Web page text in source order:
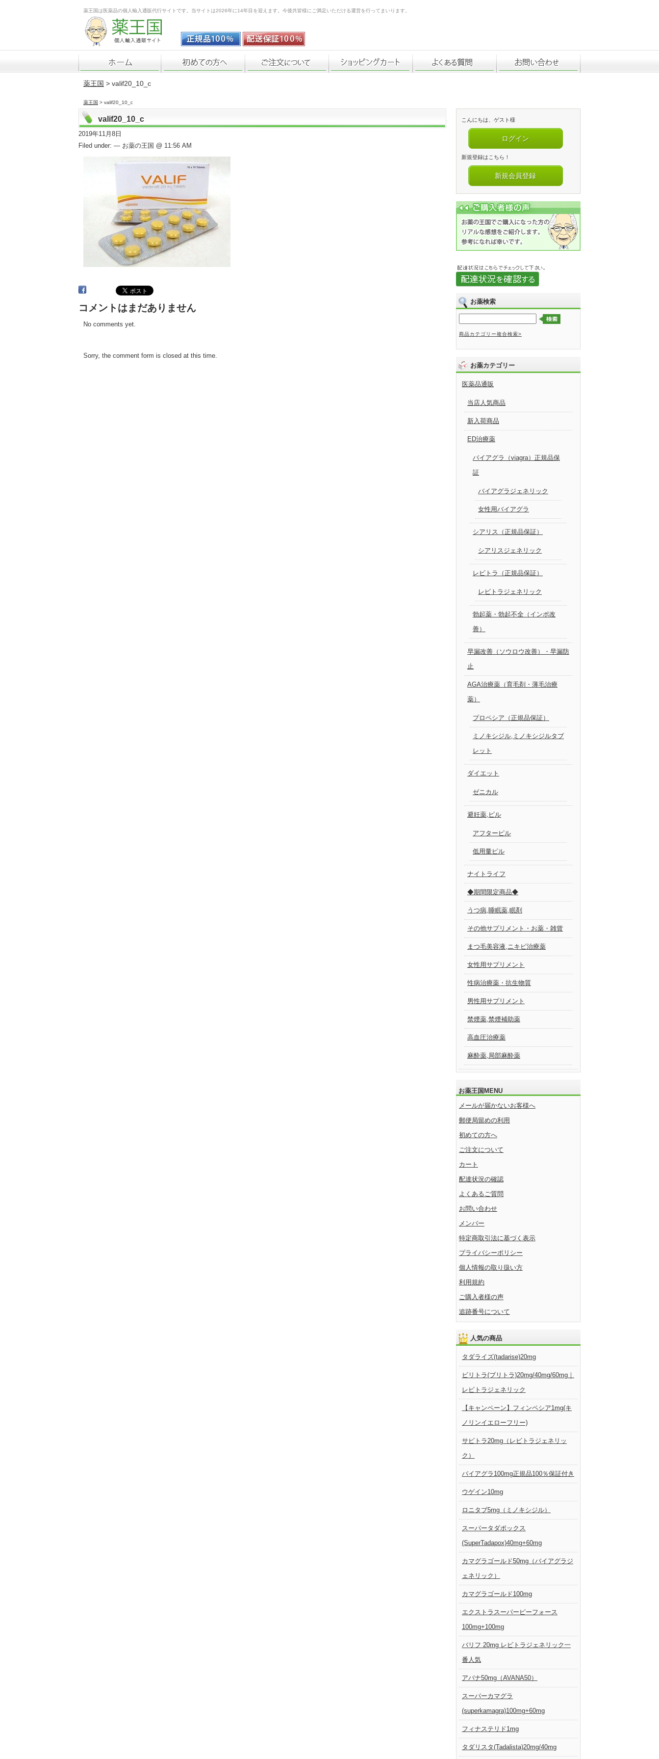
薬王国は医薬品の個人輸入通販代行サイトです。当サイトは2026年に14年目を迎えます。今後共皆様にご満足いただける運営を行ってまいります。
薬王国 > valif20_10_c
薬王国 > valif20_10_c
valif20_10_c
2019年11月8日
Filed under: — お薬の王国 @ 11:56 AM
コメントはまだありません
No comments yet.
Sorry, the comment form is closed at this time.
こんにちは、ゲスト様
ログイン
新規登録はこちら！
新規会員登録
お薬検索
商品カテゴリー複合検索>
お薬カテゴリー
医薬品通販
当店人気商品
新入荷商品
ED治療薬
バイアグラ（viagra）正規品保
証
バイアグラジェネリック
女性用バイアグラ
シアリス（正規品保証）
シアリスジェネリック
レビトラ（正規品保証）
レビトラジェネリック
勃起薬・勃起不全（インポ改
善）
早漏改善（ソウロウ改善）・早漏防
止
AGA治療薬（育毛剤・薄毛治療
薬）
プロペシア（正規品保証）
ミノキシジル,ミノキシジルタブ
レット
ダイエット
ゼニカル
避妊薬,ピル
アフターピル
低用量ピル
ナイトライフ
◆期間限定商品◆
うつ病,睡眠薬,眠剤
その他サプリメント・お薬・雑貨
まつ毛美容液,ニキビ治療薬
女性用サプリメント
性病治療薬・抗生物質
男性用サプリメント
禁煙薬,禁煙補助薬
高血圧治療薬
麻酔薬,局部麻酔薬
お薬王国MENU
メールが届かないお客様へ
郵便局留めの利用
初めての方へ
ご注文について
カート
配達状況の確認
よくあるご質問
お問い合わせ
メンバー
特定商取引法に基づく表示
プライバシーポリシー
個人情報の取り扱い方
利用規約
ご購入者様の声
追跡番号について
人気の商品
タダライズ(tadarise)20mg
ビリトラ(ブリトラ)20mg/40mg/60mg｜
レビトラジェネリック
【キャンペーン】フィンペシア1mg(キ
ノリンイエローフリー)
サビトラ20mg（レビトラジェネリッ
ク）
バイアグラ100mg正規品100％保証付き
ウゲイン10mg
ロニタブ5mg（ミノキシジル）
スーパータダポックス
(SuperTadapox)40mg+60mg
カマグラゴールド50mg（バイアグラジ
ェネリック）
カマグラゴールド100mg
エクストラスーパーピーフォース
100mg+100mg
バリフ 20mg レビトラジェネリック一
番人気
アバナ50mg（AVANA50）
スーパーカマグラ
(superkamagra)100mg+60mg
フィナステリド1mg
タダリスタ(Tadalista)20mg/40mg